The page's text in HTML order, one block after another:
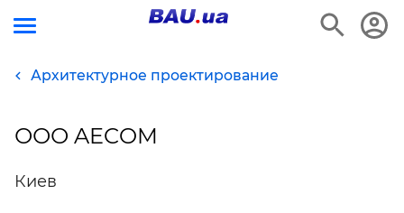
Архитектурное проектирование
ООО AECOM
Киев